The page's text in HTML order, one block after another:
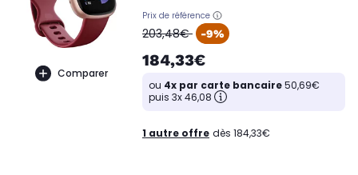
Comparer
Prix de référence
oldPrice
203,48€ -9%
184,33€
ou 4x par carte bancaire50,69€
puis 3x 46,08
1 autre offre dès 184,33€